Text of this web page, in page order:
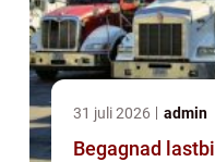
31 juli 2026 admin
Begagnad lastbil så gör du en trygg och